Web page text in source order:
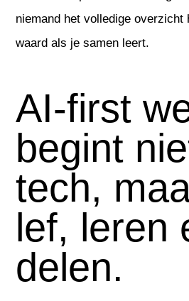
niemand het volledige overzicht
waard als je samen leert.
AI-first
begint
tech,
lef, leren
delen.